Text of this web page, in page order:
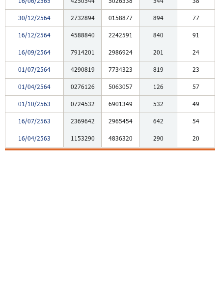
30/12/2564 2732894 0158877 894 77
16/12/2564 4588840 2242591 840 91
16/09/2564 7914201 2986924 201 24
01/07/2564 4290819 7734323 819 23
01/04/2564 0276126 5063057 126 57
01/10/2563 0724532 6901349 532 49
16/07/2563 2369642 2965454 642 54
16/04/2563 1153290 4836320 290 20